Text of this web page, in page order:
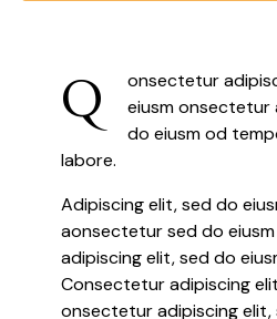
Q
onsectetur
eiusm onsectetur
do eiusm od
labore.
Adipiscing elit, sed do
aonsectetur sed do
adipiscing elit, sed do
Consectetur adipiscing
onsectetur adipiscing elit,